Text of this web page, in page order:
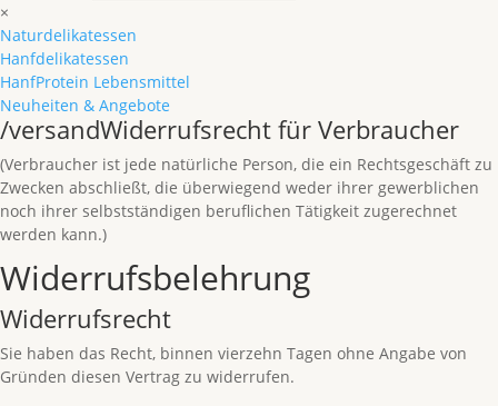
×
Naturdelikatessen
Hanfdelikatessen
HanfProtein Lebensmittel
Neuheiten & Angebote
/versandWiderrufsrecht für Verbraucher
(Verbraucher ist jede natürliche Person, die ein Rechtsgeschäft zu
Zwecken abschließt, die überwiegend weder ihrer gewerblichen
noch ihrer selbstständigen beruflichen Tätigkeit zugerechnet
werden kann.)
Widerrufsbelehrung
Widerrufsrecht
Sie haben das Recht, binnen vierzehn Tagen ohne Angabe von
Gründen diesen Vertrag zu widerrufen.